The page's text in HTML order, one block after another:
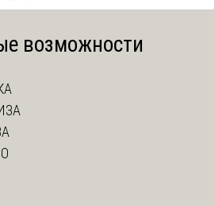
возможности